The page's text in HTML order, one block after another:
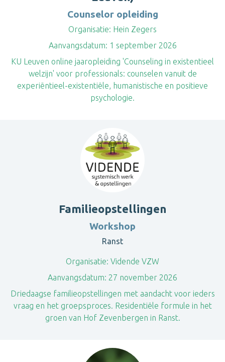
Counselor opleiding
Organisatie: Hein Zegers
Aanvangsdatum: 1 september 2026
KU Leuven online jaaropleiding 'Counseling in existentieel
welzijn' voor professionals: counselen vanuit de
experiëntieel-existentiële, humanistische en positieve
psychologie.
Familieopstellingen
Workshop
Ranst
Organisatie: Vidende VZW
Aanvangsdatum: 27 november 2026
Driedaagse familieopstellingen met aandacht voor ieders
vraag en het groepsproces. Residentiële formule in het
groen van Hof Zevenbergen in Ranst.